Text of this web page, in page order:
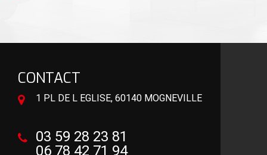
CONTACT
1 PL DE L EGLISE, 60140 MOGNEVILLE
03 59 28 23 81
06 78 42 71 94